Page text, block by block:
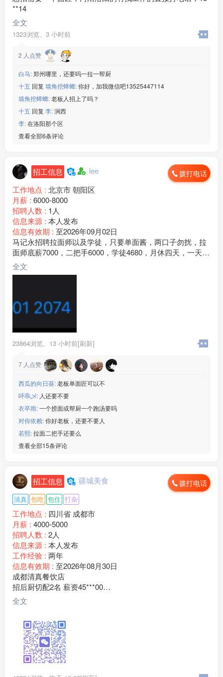
**14
全文
1323浏览、 3 小时前
2 人点赞
白马:郑州哪里，还要吗一拉一帮厨
十五 回复 墙角挖蟑螂:你好，加我微信吧13525447114
墙角挖蟑螂:老板人招上了吗？
十五 回复 李:涧西
李:在洛阳那个区
查看全部6条评论
招工信息 lee 拨打电话
工作地点 : 北京市 朝阳区
月薪 : 6000-8000
招聘人数 : 1人
信息来源 : 本人发布
信息有效期 : 至2026年09月02日
马记永招聘拉面师以及学徒，只要单面酱，两口子勿扰，拉
面师底薪7000，二把手6000，学徒4680，月休四天，一天工
作9个小时，工作氛围融洽，包吃住 ，清真食材，拉面师都
是回民地址：北京市朝阳区合生汇商场《马记永兰州牛肉
全文
23864浏览、 13 小时前[刷新]
7 人点赞
西瓜的向日葵:老板单面匠可以不
吥乖乄: 人还要不要
衣卒雨:一个捞面或帮厨一个跑汤要吗
对你依赖:你好老板，还要不要人
若熙:拉面二把手还要么
查看全部15条评论
招工信息 疆城美食 拨打电话
清真 包吃 包住 打杂
工作地点 : 四川省 成都市
月薪 : 4000-5000
招聘人数 : 2人
信息来源 : 本人发布
工作经验 : 两年
信息有效期 : 至2026年08月30日
成都清真餐饮店
招后厨切配2名 薪资45***00
老板临夏人，门店客源稳定，现招聘后厨切配2名
任职要求：
1、有餐饮切配经验，会食材改刀、配菜、整理库房、打扫后
厨卫生；
2、为人勤快肯干，手脚麻利，服从厨师长和门店管理安排；
3、做事踏实靠谱，能长期稳定上班，短期过渡勿扰；
全文